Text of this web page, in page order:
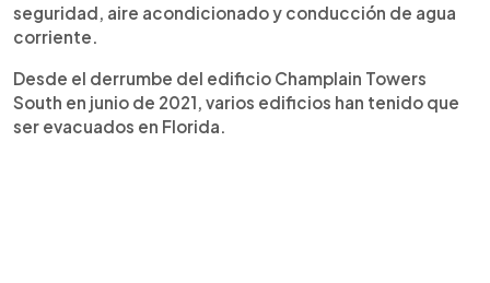
seguridad, aire acondicionado y conducción de agua
corriente.
Desde el derrumbe del edificio Champlain Towers
South en junio de 2021, varios edificios han tenido que
ser evacuados en Florida.